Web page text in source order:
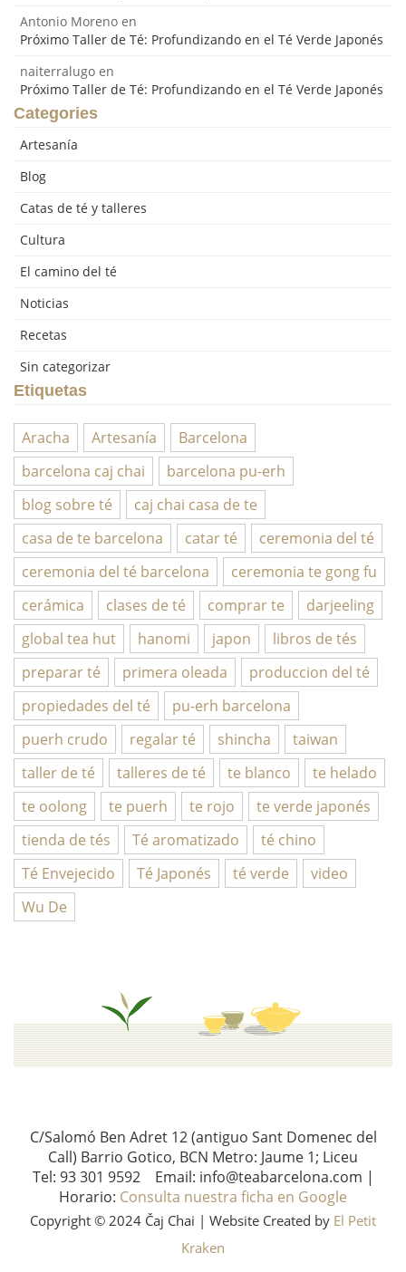
Antonio Moreno en
Próximo Taller de Té: Profundizando en el Té Verde Japonés
naiterralugo en
Próximo Taller de Té: Profundizando en el Té Verde Japonés
Categories
Artesanía
Blog
Catas de té y talleres
Cultura
El camino del té
Noticias
Recetas
Sin categorizar
Etiquetas
Aracha Artesanía
Barcelona
barcelona caj chai
barcelona pu-erh
blog sobre té
caj chai casa de te
casa de te barcelona
catar té
ceremonia del té
ceremonia del té barcelona
ceremonia te gong fu
cerámica
clases de té comprar te
darjeeling
global tea hut
hanomi japon
libros de tés
preparar té
primera oleada
produccion del té
propiedades del té
pu-erh barcelona
puerh crudo
regalar té shincha
taiwan
taller de té
talleres de té te blanco
te helado
te oolong
te puerh te rojo
te verde japonés
tienda de tés
Té aromatizado
té chino
Té Envejecido
Té Japonés té verde
video
Wu De
C/Salomó Ben Adret 12 (antiguo Sant Domenec del
Call) Barrio Gotico, BCN Metro: Jaume 1; Liceu
Tel: 93 301 9592 Email: info@teabarcelona.com |
Horario: Consulta nuestra ficha en Google
Copyright © 2024 Čaj Chai | Website Created by El Petit
Kraken